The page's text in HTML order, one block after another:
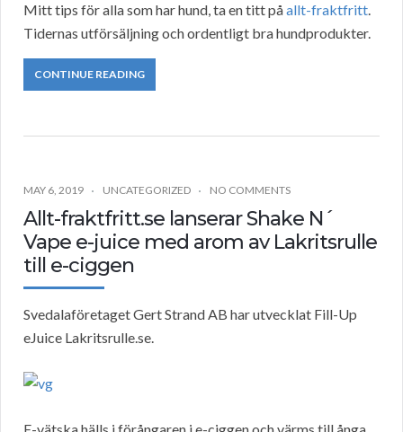
Mitt tips för alla som har hund, ta en titt påallt-fraktfritt.
Tidernas utförsäljning och ordentligt bra hundprodukter.
CONTINUE READING
MAY 6, 2019 UNCATEGORIZED NO COMMENTS
Allt-fraktfritt.se lanserar Shake N´
Vape e-juice med arom av Lakritsrulle
till e-ciggen
Svedalaföretaget Gert Strand AB har utvecklat Fill-Up
eJuice Lakritsrulle.se.